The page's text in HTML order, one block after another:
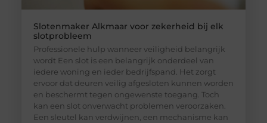
Slotenmaker Alkmaar voor zekerheid bij elk
slotprobleem
Professionele hulp wanneer veiligheid belangrijk
wordt Een slot is een belangrijk onderdeel van
iedere woning en ieder bedrijfspand. Het zorgt
ervoor dat deuren veilig afgesloten kunnen worden
en beschermt tegen ongewenste toegang. Toch
kan een slot onverwacht problemen veroorzaken.
Een sleutel kan verdwijnen, een mechanisme kan